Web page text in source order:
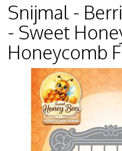
Snijmal -
- Sweet
Honeycomb